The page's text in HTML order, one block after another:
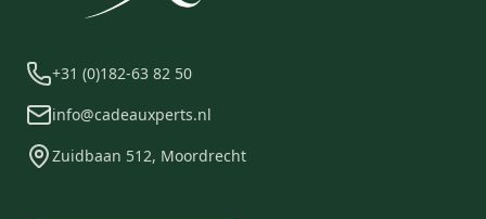
+31 (0)182-63 82 50
info@cadeauxperts.nl
Zuidbaan 512, Moordrecht